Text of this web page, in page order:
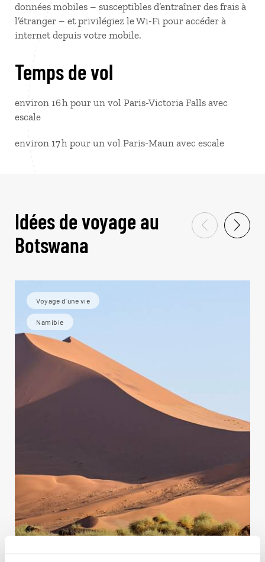
données mobiles – susceptibles d’entraîner des frais à
l’étranger – et privilégiez le Wi-Fi pour accéder à
internet depuis votre mobile.
Temps de vol
environ 16 h pour un vol Paris-Victoria Falls avec
escale
environ 17 h pour un vol Paris-Maun avec escale
Idées de voyage au
Botswana
Voyage d'une vie
Namibie